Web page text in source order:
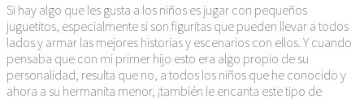
Si hay algo que les gusta a los niños es jugar con pequeños
juguetitos, especialmente si son figuritas que pueden llevar a todos
lados y armar las mejores historias y escenarios con ellos. Y cuando
pensaba que con mi primer hijo esto era algo propio de su
personalidad, resulta que no, a todos los niños que he conocido y
ahora a su hermanita menor, ¡también le encanta este tipo de